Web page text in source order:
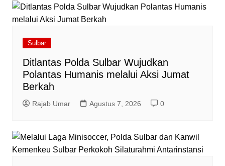
Sulbar
Ditlantas Polda Sulbar Wujudkan
Polantas Humanis melalui Aksi Jumat
Berkah
Rajab Umar Agustus 7, 2026 0